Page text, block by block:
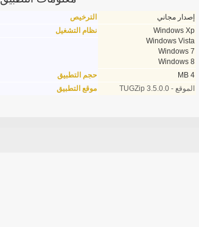
الترخيص
إصدار مجاني
نظام التشغيل
Windows Xp
Windows Vista
Windows 7
Windows 8
حجم التطبيق
4 MB
موقع التطبيق
الموقع - TUGZip 3.5.0.0